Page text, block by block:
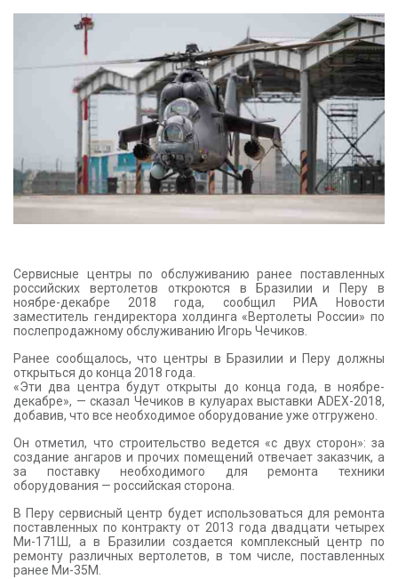
КОНТАКТЫ
Сервисные центры по обслуживанию ранее поставленных
российских вертолетов откроются в Бразилии и Перу в
ноябре-декабре 2018 года, сообщил РИА Новости
заместитель гендиректора холдинга «Вертолеты России» по
послепродажному обслуживанию Игорь Чечиков.
Ранее сообщалось, что центры в Бразилии и Перу должны
открыться до конца 2018 года.
«Эти два центра будут открыты до конца года, в ноябре-
декабре», — сказал Чечиков в кулуарах выставки ADEX-2018,
добавив, что все необходимое оборудование уже отгружено.
Он отметил, что строительство ведется «с двух сторон»: за
создание ангаров и прочих помещений отвечает заказчик, а
за поставку необходимого для ремонта техники
оборудования — российская сторона.
В Перу сервисный центр будет использоваться для ремонта
поставленных по контракту от 2013 года двадцати четырех
Ми-171Ш, а в Бразилии создается комплексный центр по
ремонту различных вертолетов, в том числе, поставленных
ранее Ми-35М.